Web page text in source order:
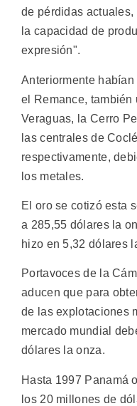
de pérdidas
la capacidad de
expresión".
Anteriormente
el Remance,
Veraguas, la Cerro
las centrales de
respectivamente,
los metales.
El oro se cotizó esta
a 285,55 dólares la
hizo en 5,32 dólares
Portavoces de la
aducen que para
de las explotaciones
mercado mundial
dólares la onza.
Hasta 1997 Panamá
los 20 millones de